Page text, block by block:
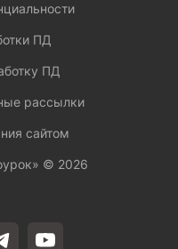
ПД
ПД
рассылки
сайтом
© 2026